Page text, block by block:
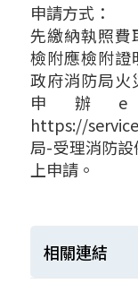
申請方式：
先繳納執照費
檢附應檢附證
政府消防局火
申辦
https://
局-受理消防
上申請。
相關連結